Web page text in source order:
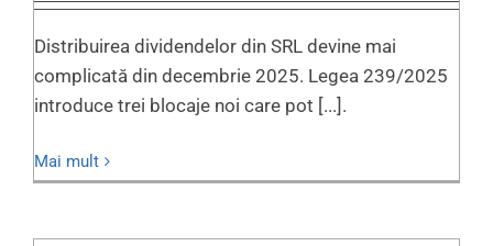
Distribuirea dividendelor din SRL devine mai
complicată din decembrie 2025. Legea 239/2025
introduce trei blocaje noi care pot [...].
Mai mult